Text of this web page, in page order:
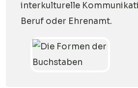
interkulturelle
Beruf oder Ehrenamt.